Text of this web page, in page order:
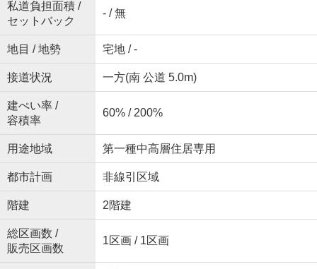
私道負担面積 /
セットバック
- / 無
地目 / 地勢 宅地 / -
接道状況 一方(南 公道 5.0m)
建ぺい率 /
容積率
60% / 200%
用途地域 第一種中高層住居専用
都市計画 非線引区域
階建 2階建
総区画数 /
販売区画数
1区画 / 1区画